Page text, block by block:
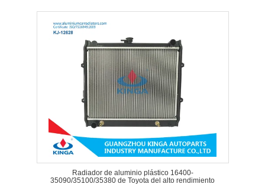
Radiador de aluminio plástico 16400-
35090/35100/35380 de Toyota del alto rendimiento